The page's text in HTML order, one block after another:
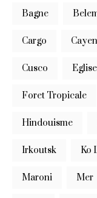
Bagne
Cargo
Cusco Eglise
Foret Tropicale
Hindouisme
Irkoutsk
Maroni Mer